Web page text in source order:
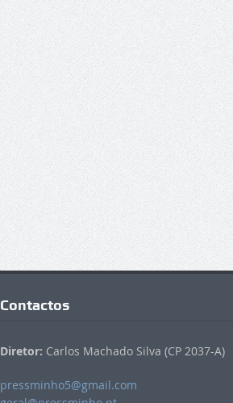
Contactos
Diretor: Carlos Machado Silva (CP 2037-A)
pressminho5@gmail.com